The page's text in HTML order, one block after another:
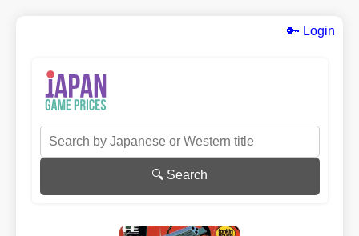
🔑 Login
🔍 Search